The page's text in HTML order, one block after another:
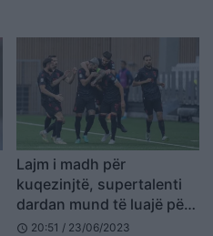
Lajm i madh për
kuqezinjtë, supertalenti
dardan mund të luajë për
Shqipërinë
schedule 20:51 / 23/06/2023